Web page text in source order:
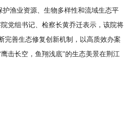
护渔业资源、生物多样性和流域生态平
党组书记、检察长黄乔迁表示，该院将
完善生态修复创新机制，以高质效办案
击长空，鱼翔浅底”的生态美景在荆江